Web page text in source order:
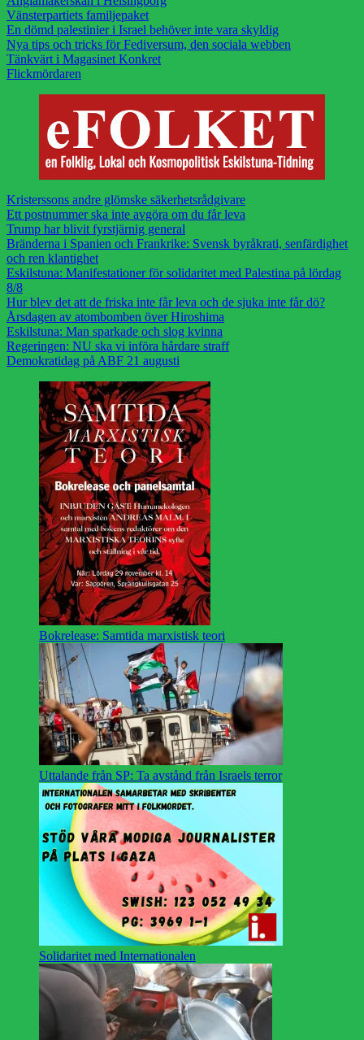
Vänsterpartiets familjepaket
En dömd palestinier i Israel behöver inte vara skyldig
Nya tips och tricks för Fediversum, den sociala webben
Tänkvärt i Magasinet Konkret
Flickmördaren
Kristerssons andre glömske säkerhetsrådgivare
Ett postnummer ska inte avgöra om du får leva
Trump har blivit fyrstjärnig general
Bränderna i Spanien och Frankrike: Svensk byråkrati, senfärdighet
och ren klantighet
Eskilstuna: Manifestationer för solidaritet med Palestina på lördag
8/8
Hur blev det att de friska inte får leva och de sjuka inte får dö?
Årsdagen av atombomben över Hiroshima
Eskilstuna: Man sparkade och slog kvinna
Regeringen: NU ska vi införa hårdare straff
Demokratidag på ABF 21 augusti
Bokrelease: Samtida marxistisk teori
Uttalande från SP: Ta avstånd från Israels terror
Solidaritet med Internationalen